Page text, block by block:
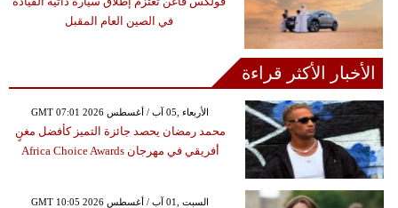
في الصين العام المقبل
الأخبار الأكثر قراءة
GMT 07:01 2026 الأربعاء ,05 آب / أغسطس
محمد رمضان يحصد جائزة التميز كأفضل مغنٍ
أفريقي في مهرجان Africa Choice Awards
GMT 10:05 2026 السبت ,01 آب / أغسطس